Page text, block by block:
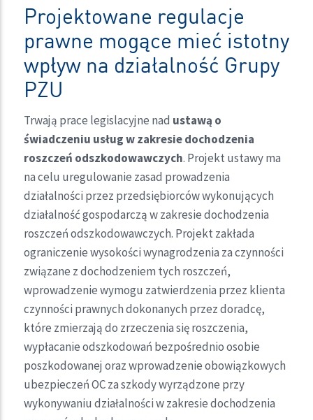
Projektowane regulacje
prawne mogące mieć istotny
wpływ na działalność Grupy
PZU
Trwają prace legislacyjne nad ustawą o
świadczeniu usług w zakresie dochodzenia
roszczeń odszkodowawczych. Projekt ustawy ma
na celu uregulowanie zasad prowadzenia
działalności przez przedsiębiorców wykonujących
działalność gospodarczą w zakresie dochodzenia
roszczeń odszkodowawczych. Projekt zakłada
ograniczenie wysokości wynagrodzenia za czynności
związane z dochodzeniem tych roszczeń,
wprowadzenie wymogu zatwierdzenia przez klienta
czynności prawnych dokonanych przez doradcę,
które zmierzają do zrzeczenia się roszczenia,
wypłacanie odszkodowań bezpośrednio osobie
poszkodowanej oraz wprowadzenie obowiązkowych
ubezpieczeń OC za szkody wyrządzone przy
wykonywaniu działalności w zakresie dochodzenia